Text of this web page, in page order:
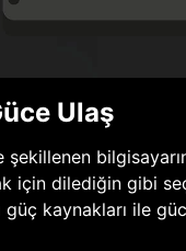
Ulaş
için dilediğin gibi
güç kaynakları ile